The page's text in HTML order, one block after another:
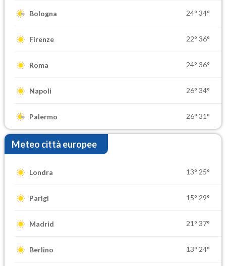
Bologna 24° 34°
Firenze 22° 36°
Roma 24° 36°
Napoli 26° 34°
Palermo 26° 31°
Meteo città europee
Londra 13° 25°
Parigi 15° 29°
Madrid 21° 37°
Berlino 13° 24°